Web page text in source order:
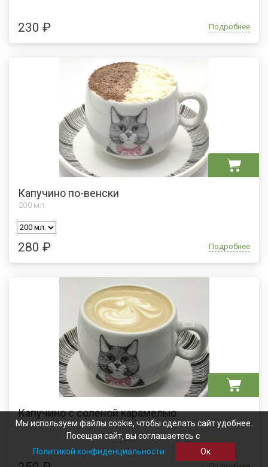
230 ₽ Подробнее
Капучино по-венски
200 мл.
280 ₽ Подробнее
Капучино с соленой карамелью
200 мл.
Мы используем файлы cookie, чтобы сделать сайт удобнее.
Посещая сайт, вы соглашаетесь с
Политикой конфиденциальности
Ок